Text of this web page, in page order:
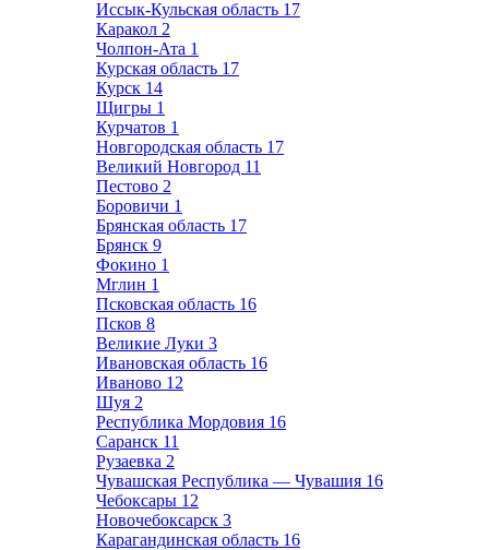
Иссык-Кульская область 17
Каракол 2
Чолпон-Ата 1
Курская область 17
Курск 14
Щигры 1
Курчатов 1
Новгородская область 17
Великий Новгород 11
Пестово 2
Боровичи 1
Брянская область 17
Брянск 9
Фокино 1
Мглин 1
Псковская область 16
Псков 8
Великие Луки 3
Ивановская область 16
Иваново 12
Шуя 2
Республика Мордовия 16
Саранск 11
Рузаевка 2
Чувашская Республика — Чувашия 16
Чебоксары 12
Новочебоксарск 3
Карагандинская область 16